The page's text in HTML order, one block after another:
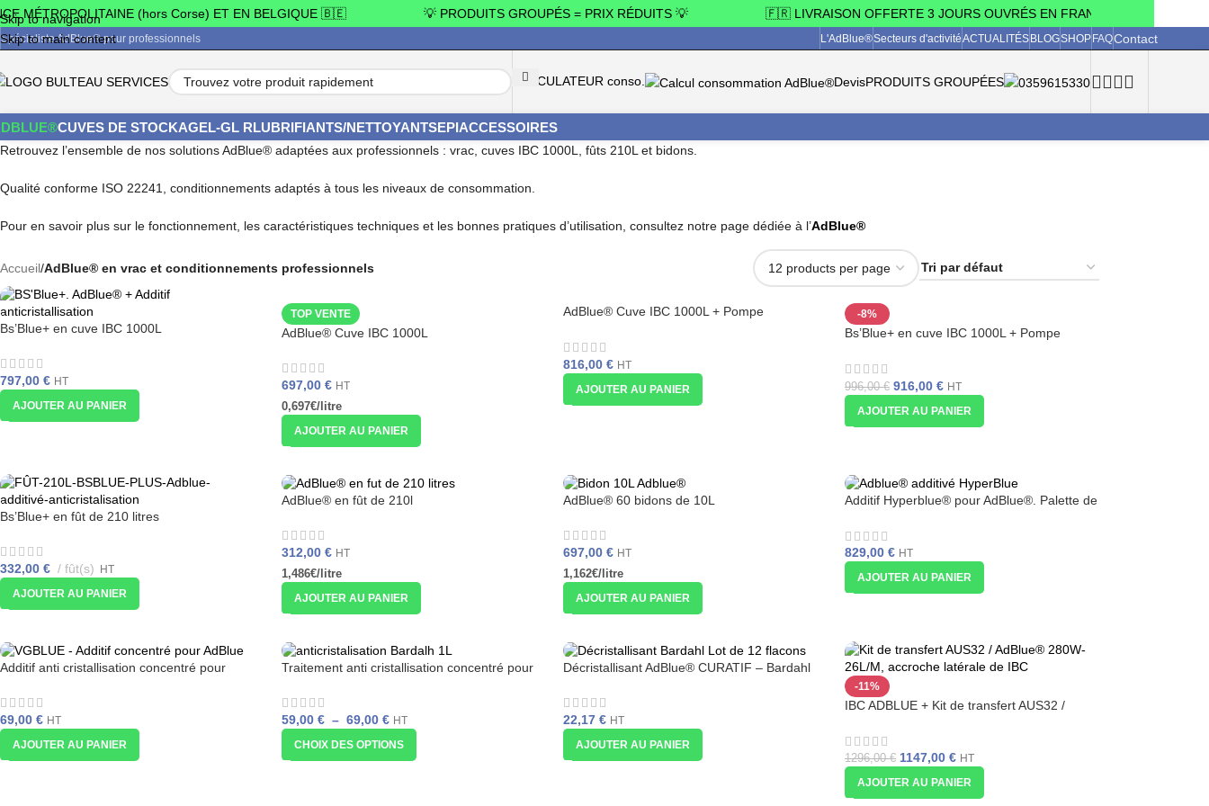
Skip to navigation
Skip to main content
(hors Corse) ET EN BELGIQUE 🇧🇪 💡 PRODUITS GROUPÉS = PRIX RÉDUITS 💡 🇫🇷 LIVRAISON OFFERTE 3 JOURS OUVRÉS EN FRANCE
Spécialiste AdBlue® pour professionnels L'AdBlue®Secteurs d'activitéACTUALITÉSBLOGSHOPFAQContact
CALCULATEUR conso. DevisPRODUITS GROUPÉES
CUVES DE STOCKAGEL-GL RLUBRIFIANTS/NETTOYANTSEPIACCESSOIRES
Retrouvez l’ensemble de nos solutions AdBlue® adaptées aux professionnels : vrac, cuves IBC 1000L, fûts 210L et bidons.
Qualité conforme ISO 22241, conditionnements adaptés à tous les niveaux de consommation.
Pour en savoir plus sur le fonctionnement, les caractéristiques techniques et les bonnes pratiques d’utilisation, consultez notre page dédiée à l’AdBlue®
Accueil/AdBlue® en vrac et conditionnements professionnels
Bs’Blue+ en cuve IBC 1000L
797,00 € HT
AJOUTER AU PANIER
TOP VENTE
AdBlue® Cuve IBC 1000L
697,00 € HT
0,697€/litre
AJOUTER AU PANIER
AdBlue® Cuve IBC 1000L + Pompe
816,00 € HT
AJOUTER AU PANIER
-8%
Bs’Blue+ en cuve IBC 1000L + Pompe
996,00€ 916,00 € HT
AJOUTER AU PANIER
Bs’Blue+ en fût de 210 litres
332,00 € fût(s)
HT
AJOUTER AU PANIER
AdBlue® en fût de 210l
312,00 € HT
1,486€/litre
AJOUTER AU PANIER
AdBlue® 60 bidons de 10L
697,00 € HT
1,162€/litre
AJOUTER AU PANIER
Additif Hyperblue® pour AdBlue®. Palette de
829,00 € HT
AJOUTER AU PANIER
Additif anti cristallisation concentré pour
69,00 € HT
AJOUTER AU PANIER
Traitement anti cristallisation concentré pour
59,00 € – 69,00 € HT
CHOIX DES OPTIONS
Décristallisant AdBlue® CURATIF – Bardahl
22,17 € HT
AJOUTER AU PANIER
-11%
IBC ADBLUE + Kit de transfert AUS32 /
l’IBC
1296,00€ 1147,00 € HT
AJOUTER AU PANIER